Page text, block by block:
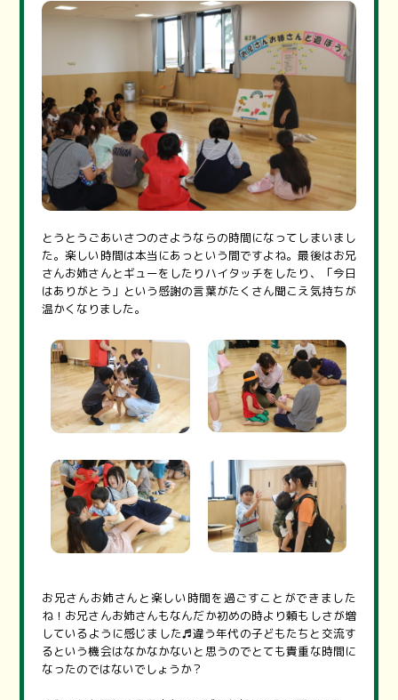
とうとうごあいさつのさようならの時間になってしまいまし
た。楽しい時間は本当にあっという間ですよね。最後はお兄
さんお姉さんとギューをしたりハイタッチをしたり、「今日
はありがとう」という感謝の言葉がたくさん聞こえ気持ちが
温かくなりました。
お兄さんお姉さんと楽しい時間を過ごすことができました
ね！お兄さんお姉さんもなんだか初めの時より頼もしさが増
しているように感じました♬違う年代の子どもたちと交流す
るという機会はなかなかないと思うのでとても貴重な時間に
なったのではないでしょうか？